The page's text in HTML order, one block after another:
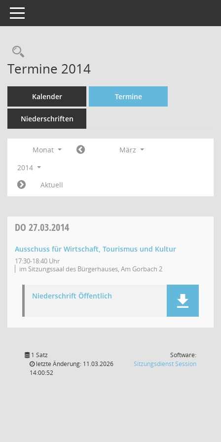
Toggle navigation
Rechercheauswahl
Termine 2014
Kalender Termine
Niederschriften
Monat
März
2014
Aktuell
DO 27.03.2014
Ausschuss für Wirtschaft, Tourismus und Kultur
17:30-18:40 Uhr
im Sitzungssaal des Bürgerhauses, Am Gorbach 2
Niederschrift Öffentlich
1 Satz
letzte Änderung: 11.03.2026
14:00:52
Software:
SitzungsdienstSession(Wird in